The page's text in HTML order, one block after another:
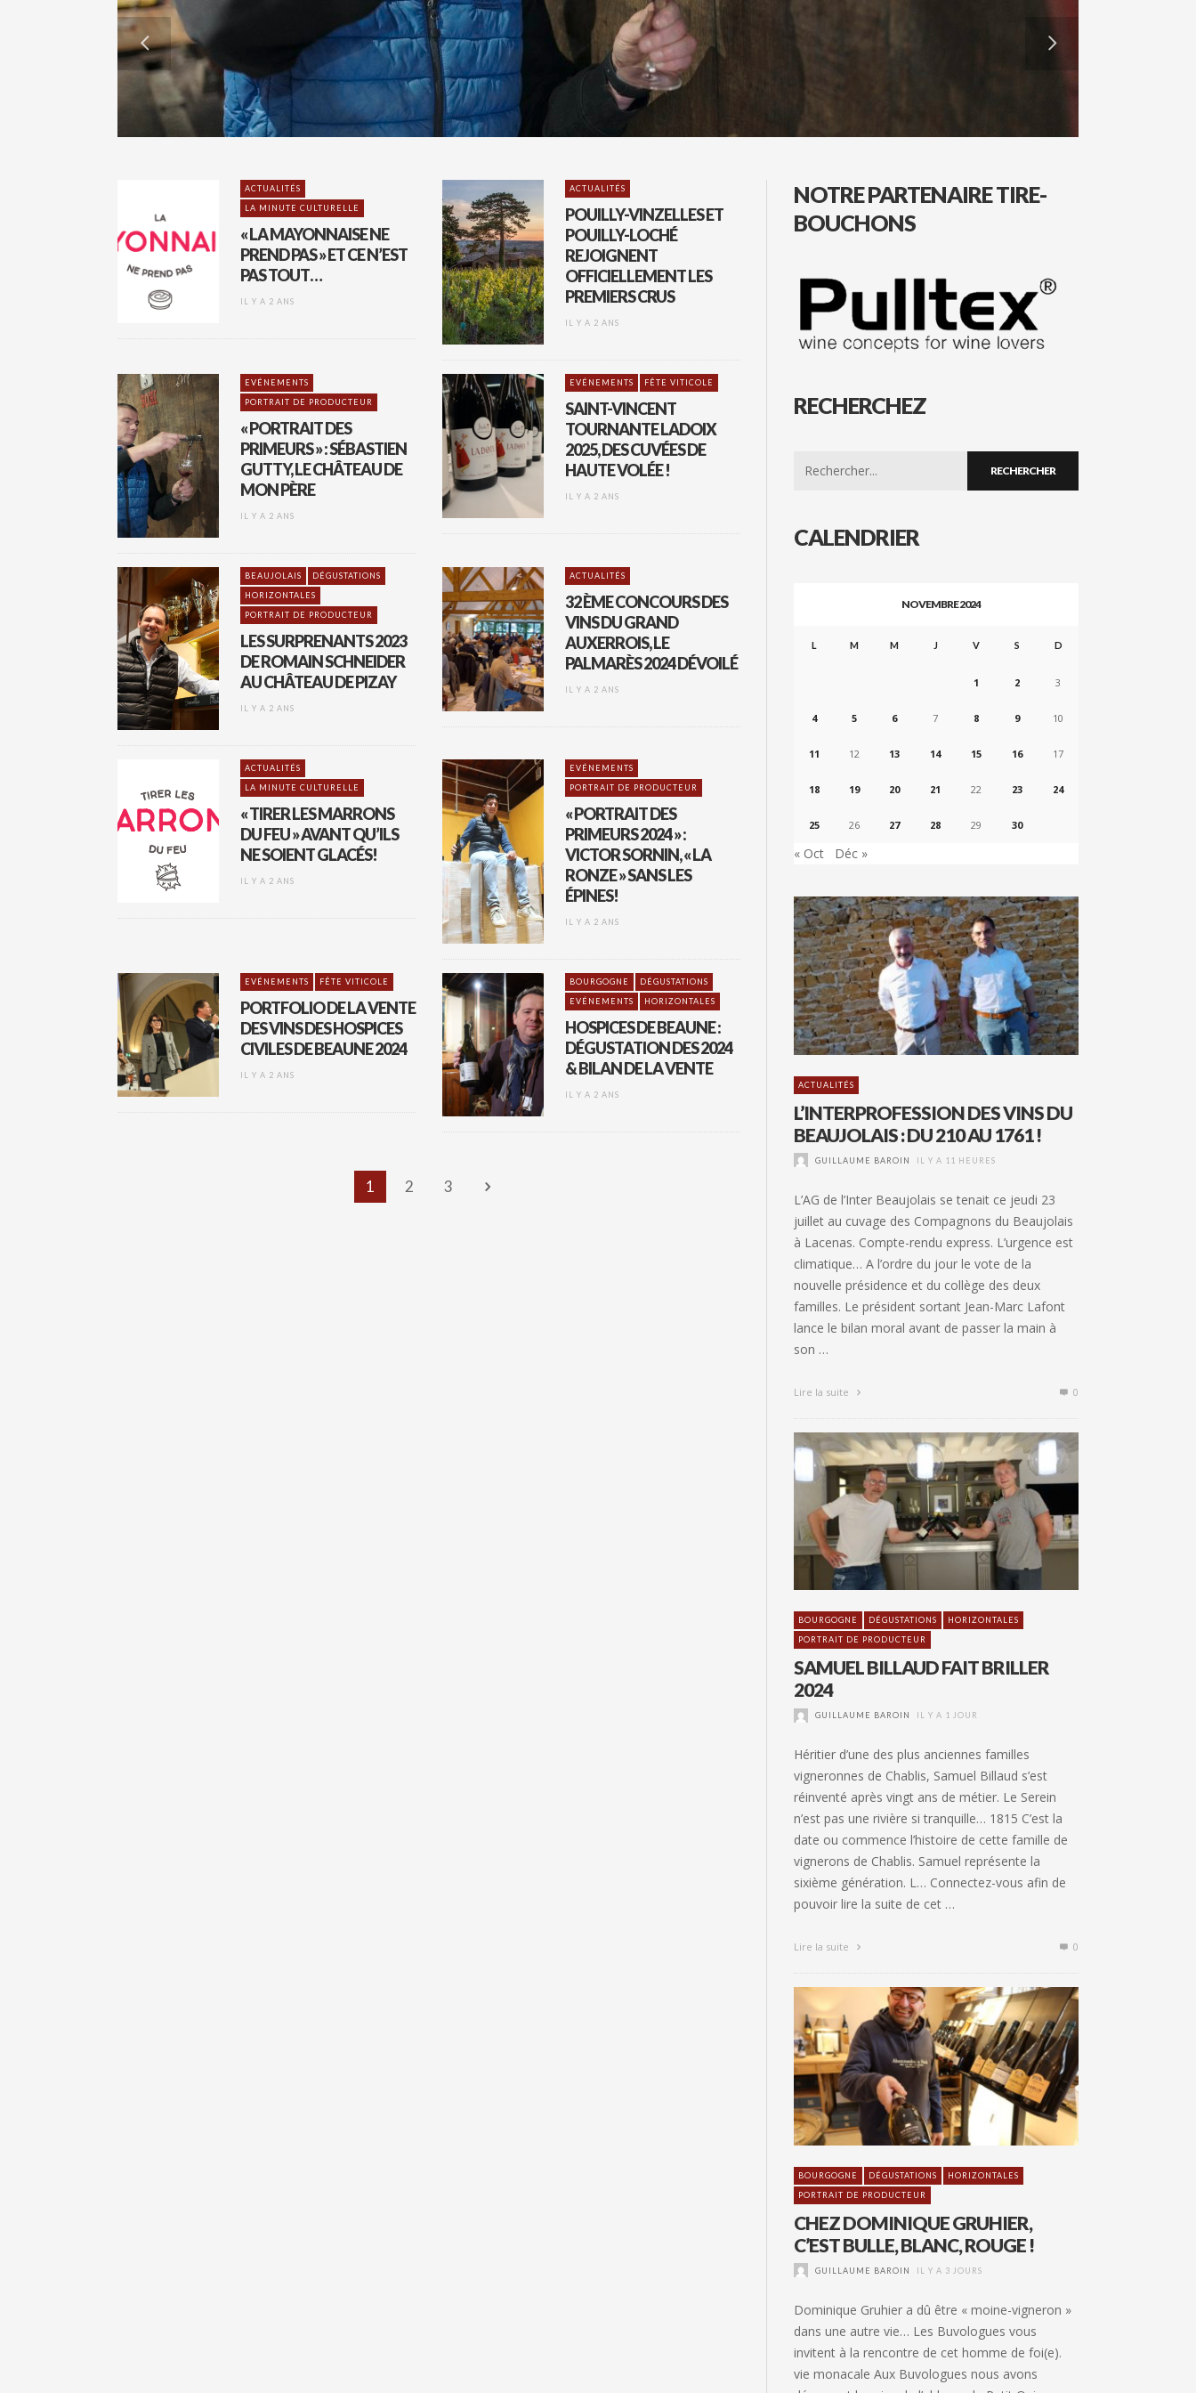
ACTUALITÉS
LA MINUTE CULTURELLE
« LA MAYONNAISE NE
PREND PAS » ET CE N’EST
PAS TOUT…
IL Y A 2 ANS
ACTUALITÉS
POUILLY-VINZELLES ET
POUILLY-LOCHÉ
REJOIGNENT
OFFICIELLEMENT LES
PREMIERS CRUS
IL Y A 2 ANS
EVÉNEMENTS
PORTRAIT DE PRODUCTEUR
« PORTRAIT DES
PRIMEURS » : SÉBASTIEN
GUTTY, LE CHÂTEAU DE
MON PÈRE
IL Y A 2 ANS
EVÉNEMENTS FÊTE VITICOLE
SAINT-VINCENT
TOURNANTE LADOIX
2025, DES CUVÉES DE
HAUTE VOLÉE !
IL Y A 2 ANS
BEAUJOLAIS
DÉGUSTATIONS
HORIZONTALES
PORTRAIT DE PRODUCTEUR
LES SURPRENANTS 2023
DE ROMAIN SCHNEIDER
AU CHÂTEAU DE PIZAY
IL Y A 2 ANS
ACTUALITÉS
32 ÈME CONCOURS DES
VINS DU GRAND
AUXERROIS, LE
PALMARÈS 2024 DÉVOILÉ
IL Y A 2 ANS
ACTUALITÉS
LA MINUTE CULTURELLE
« TIRER LES MARRONS
DU FEU » AVANT QU’ILS
NE SOIENT GLACÉS!
IL Y A 2 ANS
EVÉNEMENTS
PORTRAIT DE PRODUCTEUR
« PORTRAIT DES
PRIMEURS 2024 » :
VICTOR SORNIN, « LA
RONZE » SANS LES
ÉPINES!
IL Y A 2 ANS
EVÉNEMENTS FÊTE VITICOLE
PORTFOLIO DE LA VENTE
DES VINS DES HOSPICES
CIVILES DE BEAUNE 2024
IL Y A 2 ANS
BOURGOGNE
DÉGUSTATIONS
EVÉNEMENTS
HORIZONTALES
HOSPICES DE BEAUNE :
DÉGUSTATION DES 2024
& BILAN DE LA VENTE
IL Y A 2 ANS
1 2 3
NOTRE PARTENAIRE TIRE-
BOUCHONS
RECHERCHEZ
CALENDRIER
NOVEMBRE 2024
L M M J V S D
1 2 3
4 5 6 7 8 9 10
11 12 13 14 15 16 17
18 19 20 21 22 23 24
25 26 27 28 29 30
« Oct Déc »
ACTUALITÉS
L’INTERPROFESSION DES VINS DU
BEAUJOLAIS : DU 210 AU 1761 !
GUILLAUME BAROIN IL Y A 11 HEURES
L’AG de l’Inter Beaujolais se tenait ce jeudi 23
juillet au cuvage des Compagnons du Beaujolais
à Lacenas. Compte-rendu express. L’urgence est
climatique… A l’ordre du jour le vote de la
nouvelle présidence et du collège des deux
familles. Le président sortant Jean-Marc Lafont
lance le bilan moral avant de passer la main à
son …
Lire la suite 0
BOURGOGNE DÉGUSTATIONS
HORIZONTALES
PORTRAIT DE PRODUCTEUR
SAMUEL BILLAUD FAIT BRILLER
2024
GUILLAUME BAROIN IL Y A 1 JOUR
Héritier d’une des plus anciennes familles
vigneronnes de Chablis, Samuel Billaud s’est
réinventé après vingt ans de métier. Le Serein
n’est pas une rivière si tranquille… 1815 C’est la
date ou commence l’histoire de cette famille de
vignerons de Chablis. Samuel représente la
sixième génération. L… Connectez-vous afin de
pouvoir lire la suite de cet …
Lire la suite 0
BOURGOGNE DÉGUSTATIONS
HORIZONTALES
PORTRAIT DE PRODUCTEUR
CHEZ DOMINIQUE GRUHIER,
C’EST BULLE, BLANC, ROUGE !
GUILLAUME BAROIN IL Y A 3 JOURS
Dominique Gruhier a dû être « moine-vigneron »
dans une autre vie… Les Buvologues vous
invitent à la rencontre de cet homme de foi(e).
vie monacale Aux Buvologues nous avons